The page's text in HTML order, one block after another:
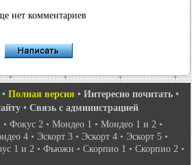
нет комментариев
• Полная версия • Интересно почитать •
• Связь с администрацией
• Фокус 2 • Мондео 1 • Мондео 1 и 2 •
4 • Эскорт 3 • Эскорт 4 • Эскорт 5 •
1 и 2 • Фьюжн • Скорпио 1 • Скорпио 2 •